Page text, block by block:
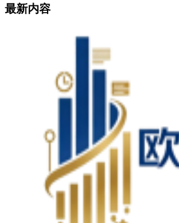
最新内容